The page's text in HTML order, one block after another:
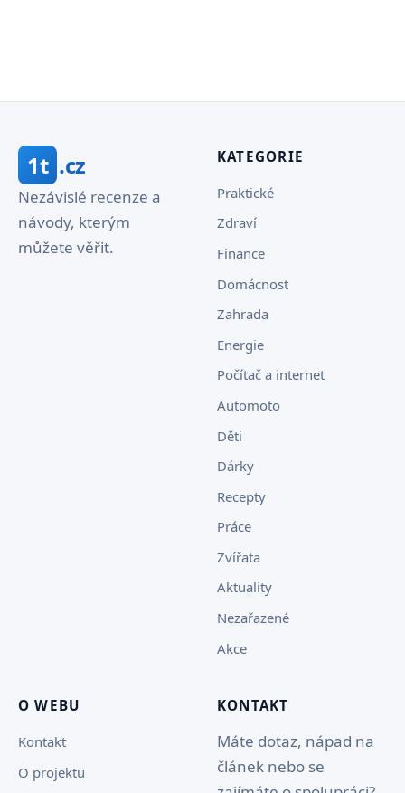
1t .cz
Nezávislé recenze a
návody, kterým
můžete věřit.
KATEGORIE
Praktické
Zdraví
Finance
Domácnost
Zahrada
Energie
Počítač a internet
Automoto
Děti
Dárky
Recepty
Práce
Zvířata
Aktuality
Nezařazené
Akce
O WEBU
Kontakt
O projektu
KONTAKT
Máte dotaz, nápad na
článek nebo se